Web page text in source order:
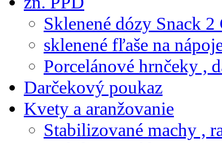
Sklenené dózy Snack 2
sklenené fľaše na
Porcelánové hrnčeky ,
Darčekový poukaz
Kvety a aranžovanie
Stabilizované machy ,